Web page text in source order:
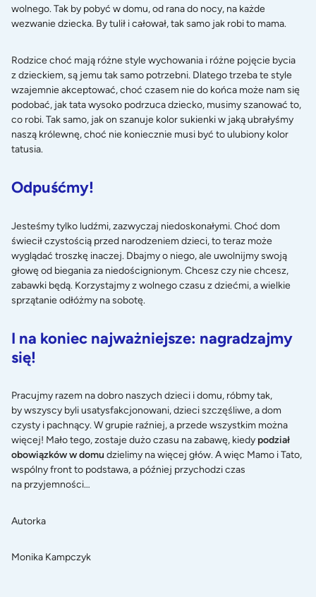
wolnego. Tak by pobyć w domu, od rana do nocy, na każde
wezwanie dziecka. By tulił i całował, tak samo jak robi to mama.
Rodzice choć mają różne style wychowania i różne pojęcie bycia
z dzieckiem, są jemu tak samo potrzebni. Dlatego trzeba te style
wzajemnie akceptować, choć czasem nie do końca może nam się
podobać, jak tata wysoko podrzuca dziecko, musimy szanować to,
co robi. Tak samo, jak on szanuje kolor sukienki w jaką ubrałyśmy
naszą królewnę, choć nie koniecznie musi być to ulubiony kolor
tatusia.
Odpuśćmy!
Jesteśmy tylko ludźmi, zazwyczaj niedoskonałymi. Choć dom
świecił czystością przed narodzeniem dzieci, to teraz może
wyglądać troszkę inaczej. Dbajmy o niego, ale uwolnijmy swoją
głowę od biegania za niedoścignionym. Chcesz czy nie chcesz,
zabawki będą. Korzystajmy z wolnego czasu z dziećmi, a wielkie
sprzątanie odłóżmy na sobotę.
I na koniec najważniejsze: nagradzajmy
się!
Pracujmy razem na dobro naszych dzieci i domu, róbmy tak,
by wszyscy byli usatysfakcjonowani, dzieci szczęśliwe, a dom
czysty i pachnący. W grupie raźniej, a przede wszystkim można
więcej! Mało tego, zostaje dużo czasu na zabawę, kiedy podział
obowiązków w domu dzielimy na więcej głów. A więc Mamo i Tato,
wspólny front to podstawa, a później przychodzi czas
na przyjemności…
Autorka
Monika Kampczyk